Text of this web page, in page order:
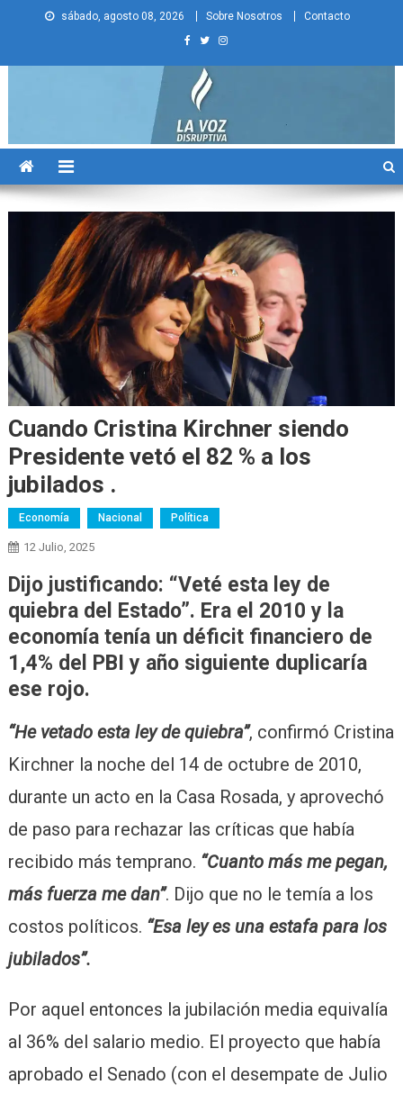
sábado, agosto 08, 2026 Sobre Nosotros Contacto
La Voz Disruptiva
Cuando Cristina Kirchner siendo
Presidente vetó el 82 % a los
jubilados .
Economía Nacional Política
12 Julio, 2025
Dijo justificando: “Veté esta ley de
quiebra del Estado”. Era el 2010 y la
economía tenía un déficit financiero de
1,4% del PBI y año siguiente duplicaría
ese rojo.
“He vetado esta ley de quiebra”, confirmó Cristina
Kirchner la noche del 14 de octubre de 2010,
durante un acto en la Casa Rosada, y aprovechó
de paso para rechazar las críticas que había
recibido más temprano. “Cuanto más me pegan,
más fuerza me dan”. Dijo que no le temía a los
costos políticos. “Esa ley es una estafa para los
jubilados”.
Por aquel entonces la jubilación media equivalía
al 36% del salario medio. El proyecto que había
aprobado el Senado (con el desempate de Julio